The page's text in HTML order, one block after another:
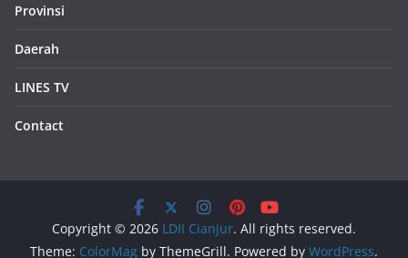
Provinsi
Daerah
LINES TV
Contact
Copyright © 2026 LDII Cianjur. All rights reserved.
Theme: ColorMag by ThemeGrill. Powered by WordPress.